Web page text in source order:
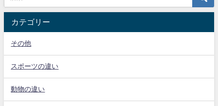
カテゴリー
その他
スポーツの違い
動物の違い